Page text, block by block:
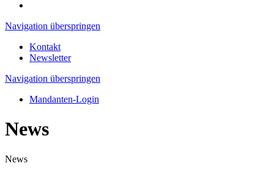
Navigation überspringen
Kontakt
Newsletter
Navigation überspringen
Mandanten-Login
News
News